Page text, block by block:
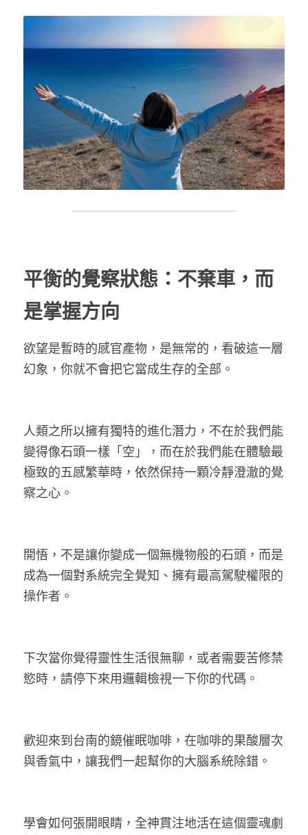
平衡的覺察狀態：不棄車，而
是掌握方向
欲望是暫時的感官產物，是無常的，看破這一層
幻象，你就不會把它當成生存的全部。
人類之所以擁有獨特的進化潛力，不在於我們能
變得像石頭一樣「空」，而在於我們能在體驗最
極致的五感繁華時，依然保持一顆冷靜澄澈的覺
察之心。
開悟，不是讓你變成一個無機物般的石頭，而是
成為一個對系統完全覺知、擁有最高駕駛權限的
操作者。
下次當你覺得靈性生活很無聊，或者需要苦修禁
慾時，請停下來用邏輯檢視一下你的代碼。
歡迎來到台南的鏡催眠咖啡，在咖啡的果酸層次
與香氣中，讓我們一起幫你的大腦系統除錯。
學會如何張開眼睛，全神貫注地活在這個靈魂劇